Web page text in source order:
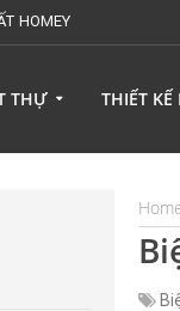
HOMEY
THỰ THIẾT